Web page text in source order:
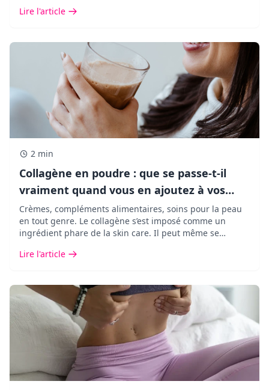
Lire l'article
2 min
Collagène en poudre : que se passe-t-il
vraiment quand vous en ajoutez à vos
boissons ?
Crèmes, compléments alimentaires, soins pour la peau
en tout genre. Le collagène s’est imposé comme un
ingrédient phare de la skin care. Il peut même se
Lire l'article